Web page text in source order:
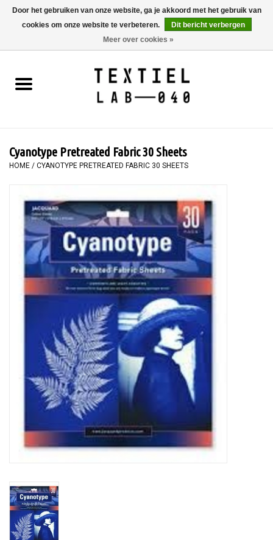
0 Artikelen - €0,00
BOEKEN
SCHILDEREN
WORKSHOPS
SPECIALS
TOOLS
Cyanotype Pretreated Fabric 30 Sheets
HOME / CYANOTYPE PRETREATED FABRIC 30 SHEETS
Door het gebruiken van onze website, ga je akkoord met het gebruik van
cookies om onze website te verbeteren.
Dit bericht verbergen
Meer over cookies »